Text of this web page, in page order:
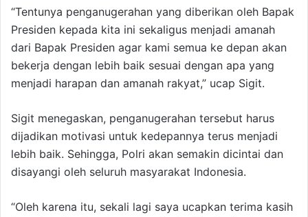
“Tentunya penganugerahan yang diberikan oleh Bapak
Presiden kepada kita ini sekaligus menjadi amanah
dari Bapak Presiden agar kami semua ke depan akan
bekerja dengan lebih baik sesuai dengan apa yang
menjadi harapan dan amanah rakyat,” ucap Sigit.
Sigit menegaskan, penganugerahan tersebut harus
dijadikan motivasi untuk kedepannya terus menjadi
lebih baik. Sehingga, Polri akan semakin dicintai dan
disayangi oleh seluruh masyarakat Indonesia.
“Oleh karena itu, sekali lagi saya ucapkan terima kasih